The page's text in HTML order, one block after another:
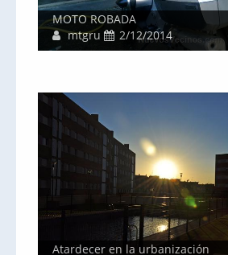
MOTO ROBADA
mtgru
2/12/2014
Atardecer en la urbanización